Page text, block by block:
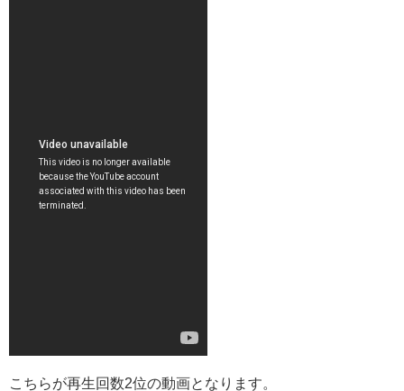
こちらが再生回数2位の動画となります。